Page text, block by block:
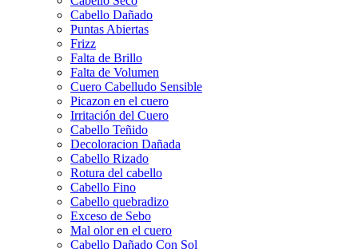
Cabello Dañado
Puntas Abiertas
Frizz
Falta de Brillo
Falta de Volumen
Cuero Cabelludo Sensible
Picazon en el cuero
Irritación del Cuero
Cabello Teñido
Decoloracion Dañada
Cabello Rizado
Rotura del cabello
Cabello Fino
Cabello quebradizo
Exceso de Sebo
Mal olor en el cuero
Cabello Dañado Con Sol